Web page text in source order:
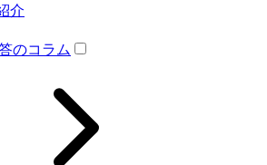
介
のコラム